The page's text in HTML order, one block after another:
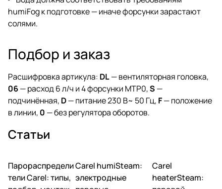
humiFog к подготовке — иначе форсунки зарастают
солями.
Подбор и заказ
Расшифровка артикула: DL— вентиляторная головка,
06 — расход 6 л/ч и 4 форсунки MTP0,S —
подчинённая, D— питание 230 В~ 50 Гц, F— положение
в линии, 0 — без регулятора оборотов.
Статьи
Увлажнение
Парораспредели
тели Carel: типы,
Увлажнение
Carel humiSteam:
электродные
Увлажнение
Carel
heaterSteam: